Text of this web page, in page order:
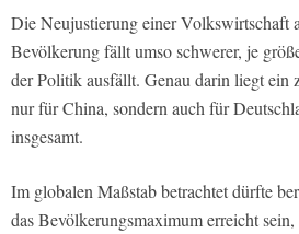
Die Neujustierung einer Volkswirtschaft
Bevölkerung fällt umso schwerer, je
der Politik ausfällt. Genau darin liegt ein
nur für China, sondern auch für
insgesamt.
Im globalen Maßstab betrachtet dürfte
das Bevölkerungsmaximum erreicht